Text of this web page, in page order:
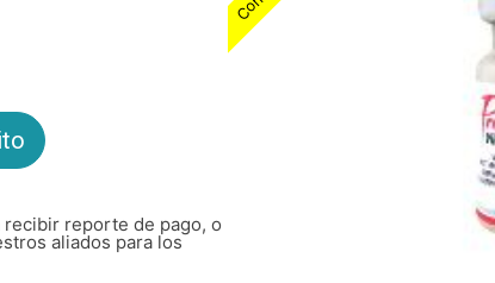
reporte de pago, o
aliados para los